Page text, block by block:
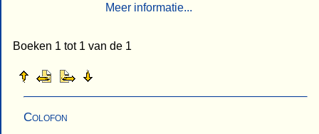
Meer informatie...
Boeken 1 tot 1 van de 1
Colofon